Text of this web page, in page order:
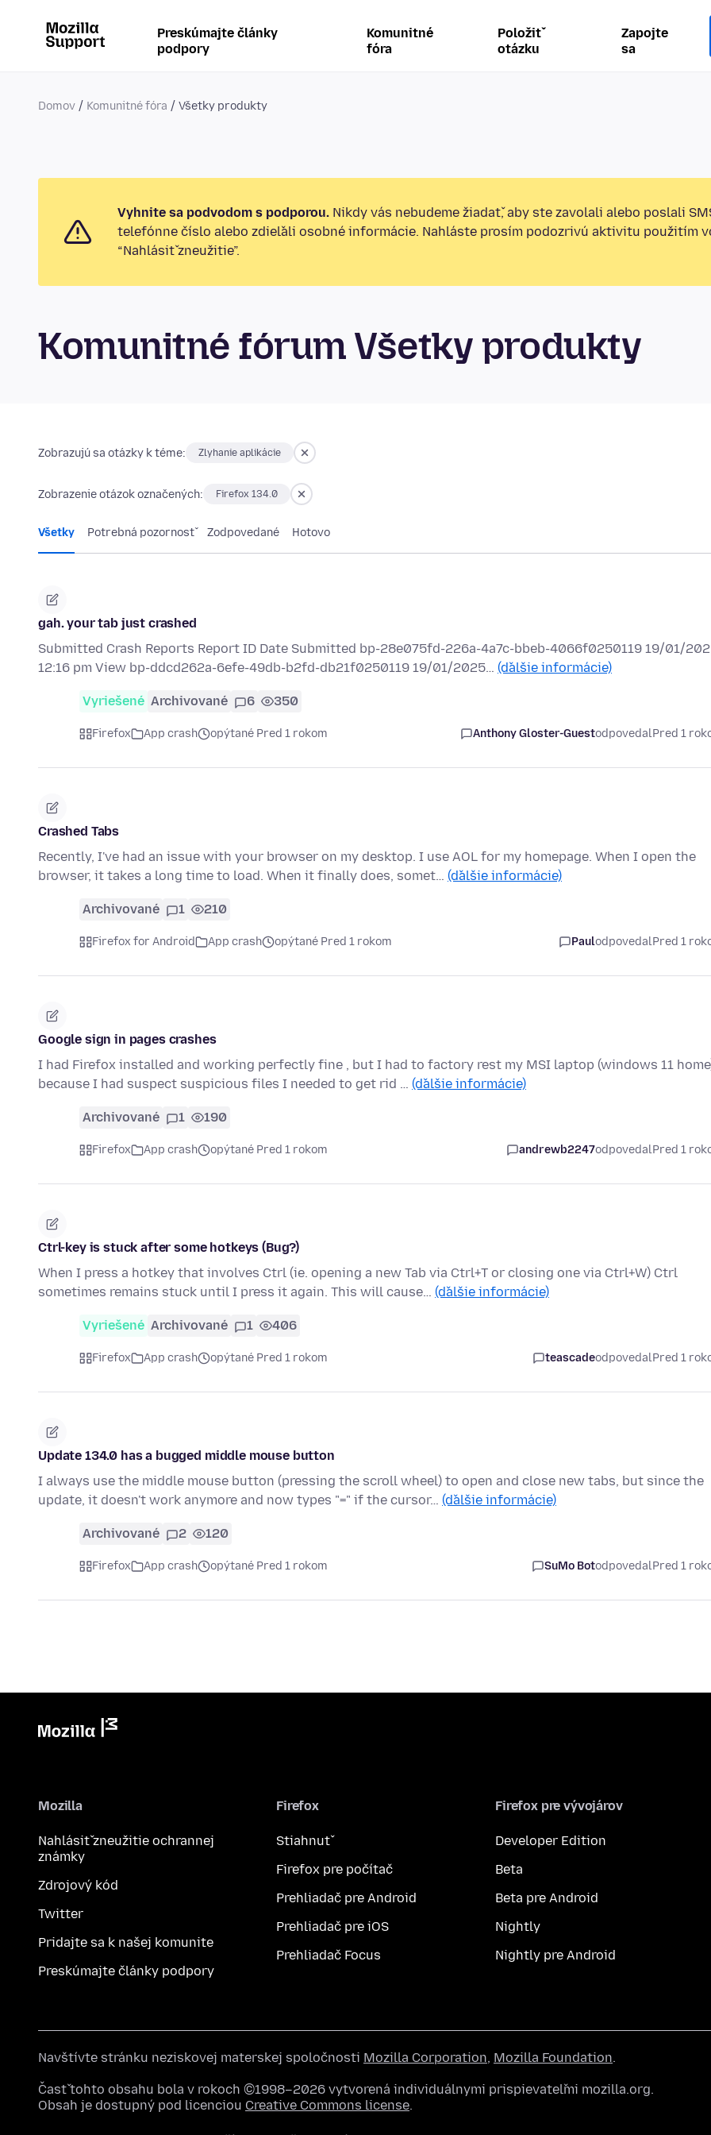
Preskúmajte články
podpory
Komunitné
fóra
Položiť
otázku
Zapojte
sa
Domov Komunitné fóra Všetky produkty
Vyhnite sa podvodom s podporou. Nikdy vás nebudeme žiadať, aby ste zavolali alebo poslali
telefónne číslo alebo zdieľali osobné informácie. Nahláste prosím podozrivú aktivitu použitím
“Nahlásiť zneužitie”.
Komunitné fórum Všetky produkty
Zobrazujú sa otázky k téme: Zlyhanie aplikácie
Zobrazenie otázok označených: Firefox 134.0
Všetky Potrebná pozornosť Zodpovedané Hotovo
gah. your tab just crashed
Submitted Crash Reports Report ID Date Submitted bp-28e075fd-226a-4a7c-bbeb-4066f0250119 19/01/
12:16 pm View bp-ddcd262a-6efe-49db-b2fd-db21f0250119 19/01/2025… (ďalšie informácie)
Vyriešené Archivované 6 350
Firefox App crash opýtané Pred 1 rokom Anthony Gloster-GuestodpovedalPred 1
Crashed Tabs
Recently, I've had an issue with your browser on my desktop. I use AOL for my homepage. When I open the
browser, it takes a long time to load. When it finally does, somet… (ďalšie informácie)
Archivované 1 210
Firefox for Android App crash opýtané Pred 1 rokom PaulodpovedalPred 1
Google sign in pages crashes
I had Firefox installed and working perfectly fine , but I had to factory rest my MSI laptop (windows 11
because I had suspect suspicious files I needed to get rid … (ďalšie informácie)
Archivované 1 190
Firefox App crash opýtané Pred 1 rokom andrewb2247odpovedalPred 1
Ctrl-key is stuck after some hotkeys (Bug?)
When I press a hotkey that involves Ctrl (ie. opening a new Tab via Ctrl+T or closing one via Ctrl+W) Ctrl
sometimes remains stuck until I press it again. This will cause… (ďalšie informácie)
Vyriešené Archivované 1 406
Firefox App crash opýtané Pred 1 rokom teascadeodpovedalPred 1
Update 134.0 has a bugged middle mouse button
I always use the middle mouse button (pressing the scroll wheel) to open and close new tabs, but since the
update, it doesn't work anymore and now types "=" if the cursor… (ďalšie informácie)
Archivované 2 120
Firefox App crash opýtané Pred 1 rokom SuMo BotodpovedalPred 1
Mozilla
Nahlásiť zneužitie ochrannej
známky
Zdrojový kód
Twitter
Pridajte sa k našej komunite
Preskúmajte články podpory
Firefox
Stiahnuť
Firefox pre počítač
Prehliadač pre Android
Prehliadač pre iOS
Prehliadač Focus
Firefox pre vývojárov
Developer Edition
Beta
Beta pre Android
Nightly
Nightly pre Android
Navštívte stránku neziskovej materskej spoločnosti Mozilla Corporation, Mozilla Foundation.
Časť tohto obsahu bola v rokoch ©1998–2026 vytvorená individuálnymi prispievateľmi mozilla.org.
Obsah je dostupný pod licenciou Creative Commons license.